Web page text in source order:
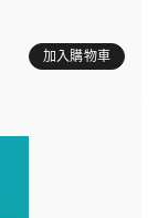
加入購物車